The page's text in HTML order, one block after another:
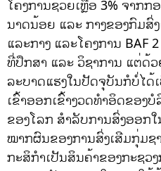
ໂຄງການຊ່ວຍເຫຼືອ 3% ຈາກ
ນາດນ້ອຍ ແລະ ກາງຂອງກົມສົ່
ແລະກາງ ແລະໂຄງການ BAF
ທີ່ປຶກສາ ແລະ ວິຊາການ ແຕ່ດ້
ລະບາດແຮງໃນປັດຈຸບັນກໍບໍ່ໄດ້
ເຂົ້າອອກເຂົ້າງວດທໍາອິດຂອງ
ຂອງໂລກ ສໍາລັບການສົ່ງອອກ
ໝາກຜົນຂອງການສົ່ງເສີມກຸ່ມຊ
ກະສິກໍາເປັນສິນຄ້າຂອງກະຊວ